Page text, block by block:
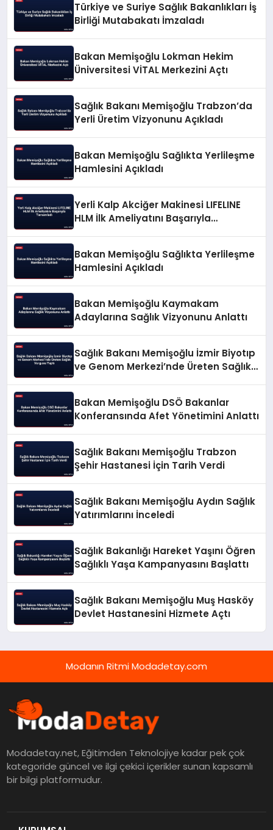
Türkiye ve Suriye Sağlık Bakanlıkları İş
Birliği Mutabakatı İmzaladı
Bakan Memişoğlu Lokman Hekim
Üniversitesi VİTAL Merkezini Açtı
Sağlık Bakanı Memişoğlu Trabzon’da
Yerli Üretim Vizyonunu Açıkladı
Bakan Memişoğlu Sağlıkta Yerlileşme
Hamlesini Açıkladı
Yerli Kalp Akciğer Makinesi LIFELINE
HLM İlk Ameliyatını Başarıyla
Bakan Memişoğlu Sağlıkta Yerlileşme
Hamlesini Açıkladı
Bakan Memişoğlu Kaymakam
Adaylarına Sağlık Vizyonunu Anlattı
Sağlık Bakanı Memişoğlu İzmir Biyotıp
ve Genom Merkezi’nde Üreten Sağlık
Bakan Memişoğlu DSÖ Bakanlar
Konferansında Afet Yönetimini Anlattı
Sağlık Bakanı Memişoğlu Trabzon
Şehir Hastanesi İçin Tarih Verdi
Sağlık Bakanı Memişoğlu Aydın Sağlık
Yatırımlarını İnceledi
Sağlık Bakanlığı Hareket Yaşını Öğren
Sağlıklı Yaşa Kampanyasını Başlattı
Sağlık Bakanı Memişoğlu Muş Hasköy
Devlet Hastanesini Hizmete Açtı
Modanın Ritmi Modadetay.com
Modadetay.net, Eğitimden Teknolojiye kadar pek çok
kategoride güncel ve ilgi çekici içerikler sunan kapsamlı
bir bilgi platformudur.